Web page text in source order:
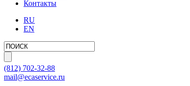
Контакты
RU
EN
(812) 702-32-88
mail@ecaservice.ru